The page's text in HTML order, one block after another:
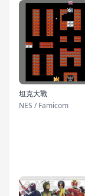
坦克大戰
NES / Famicom